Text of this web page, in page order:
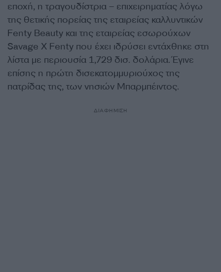
εποχή, η τραγουδίστρια – επιχειρηματίας λόγω
της θετικής πορείας της εταιρείας καλλυντικών
Fenty Beauty και της εταιρείας εσωρούχων
Savage X Fenty που έχει ιδρύσει εντάχθηκε στη
λίστα με περιουσία 1,729 δισ. δολάρια. Έγινε
επίσης η πρώτη δισεκατομμυριούχος της
πατρίδας της, των νησιών Μπαρμπέιντος.
ΔΙΑΦΗΜΙΣΗ